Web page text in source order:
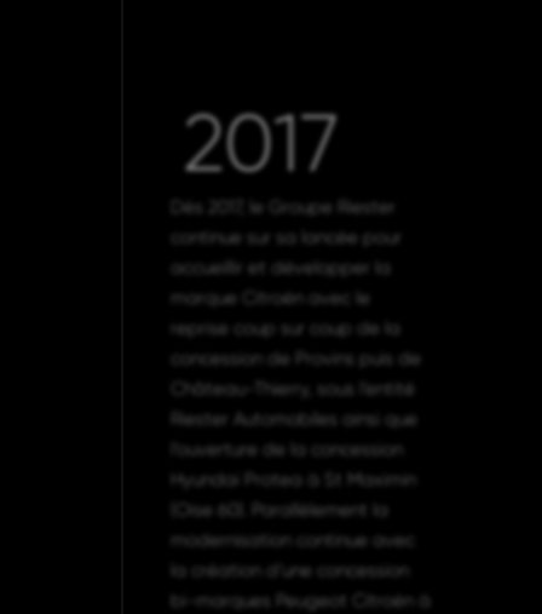
2017
Dès 2017, le Groupe Riester
continue sur sa lancée pour
accueillir et développer la
marque Citroën avec le
reprise coup sur coup de la
concession de Provins puis de
Château-Thierry, sous l’entité
Riester Automobiles ainsi que
l’ouverture de la concession
Hyundai Protea à St Maximin
(Oise 60). Parallèlement la
modernisation continue avec
la création d’une concession
bi-marques Peugeot Citroën à